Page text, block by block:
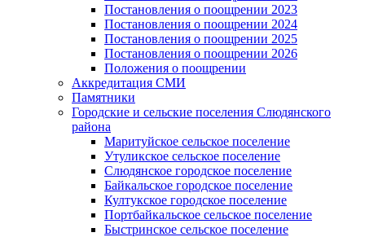
Постановления о поощрении 2023
Постановления о поощрении 2024
Постановления о поощрении 2025
Постановления о поощрении 2026
Положения о поощрении
Аккредитация СМИ
Памятники
Городские и сельские поселения Слюдянского
района
Маритуйское сельское поселение
Утуликское сельское поселение
Слюдянское городское поселение
Байкальское городское поселение
Култукское городское поселение
Портбайкальское сельское поселение
Быстринское сельское поселение